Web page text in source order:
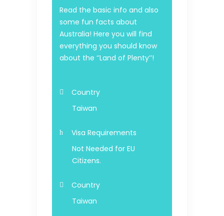
Read the basic info and also
some fun facts about
Australia! Here you will find
everything you should know
about the ‘’Land of Plenty’’!
Country
Taiwan
Visa Requirements
Not Needed for EU
Citizens.
Country
Taiwan